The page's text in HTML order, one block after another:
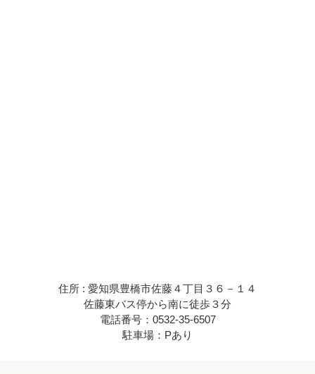
住所 : 愛知県豊橋市佐藤４丁目３６－１４
佐藤東バス停から南に徒歩３分
電話番号：0532-35-6507
駐車場：Pあり